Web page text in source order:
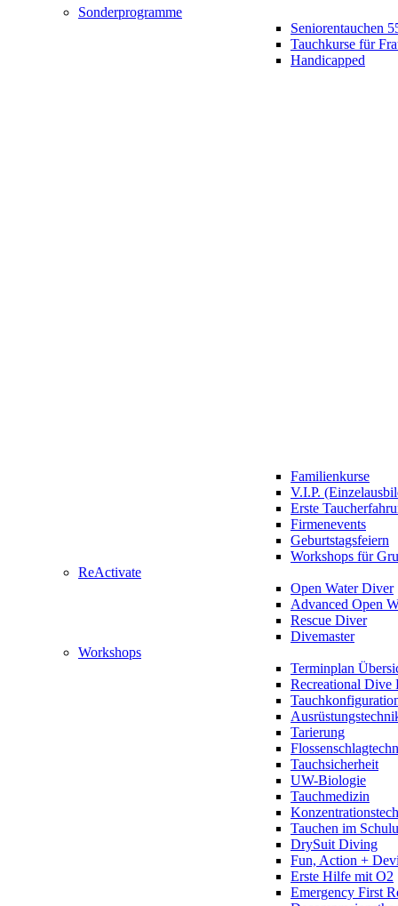
Sonderprogramme
Seniorentauchen
Tauchkurse für
Handicapped
Familienkurse
V.I.P.
Erste
Firmenevents
Geburtstagsfeiern
Workshops für
ReActivate
Open Water Diver
Advanced Open
Rescue Diver
Divemaster
Workshops
Terminplan
Recreational Dive
Tarierung
Tauchsicherheit
UW-Biologie
Tauchmedizin
Tauchen im
DrySuit Diving
Fun, Action +
Erste Hilfe mit O2
Emergency First